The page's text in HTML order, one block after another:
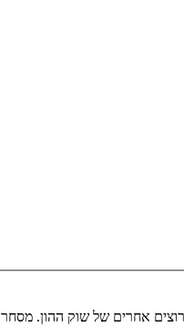
אחרים של שוק ההון. מסחר